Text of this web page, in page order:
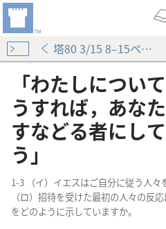
塔80 3/15 8–15ページ
「わたしについ
うすれば，あな
すなどる者にし
う」
1-3 （イ）イエスはご自分に従う人々
（ロ）招待を受けた最初の人々の反
をどのように示していますか。